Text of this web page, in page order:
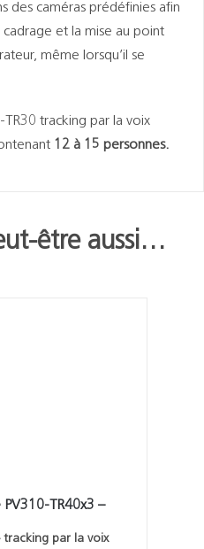
des caméras prédéfinies afin
et la mise au point
même lorsqu’il se
tracking par la voix
12 à 15 personnes.
être aussi…
TR40x3 –
tracking par la voix